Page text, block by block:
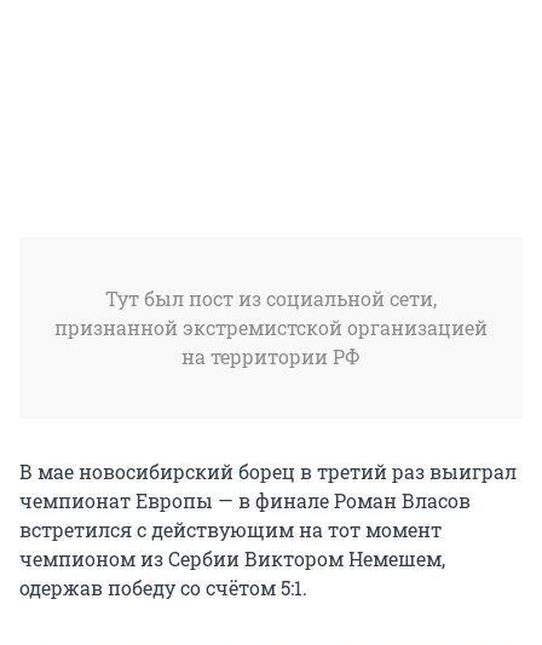
Тут был пост из социальной сети,
признанной экстремистской организацией
на территории РФ
В мае новосибирский борец в третий раз выиграл
чемпионат Европы — в финале Роман Власов
встретился с действующим на тот момент
чемпионом из Сербии Виктором Немешем,
одержав победу со счётом 5:1.